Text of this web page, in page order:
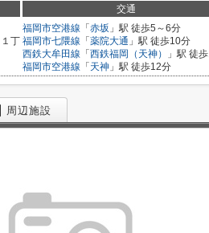
交通
１丁
福岡市空港線 「 赤坂 」駅 徒歩5～6分
福岡市七隈線 「 薬院大通 」駅 徒歩10分
西鉄大牟田線 「 西鉄福岡（天神）
」駅 徒
福岡市空港線 「 天神 」駅 徒歩12分
周辺施設